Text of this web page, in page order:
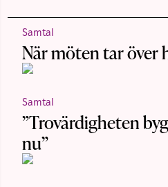
Samtal
När möten tar över
Samtal
”Trovärdigheten
nu”